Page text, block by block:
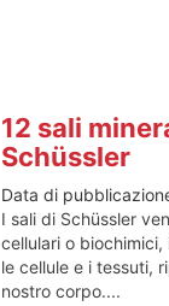
12 sali
Schüssler
Data di
I sali di Schüssler
cellulari o
le cellule e i tessuti,
nostro corpo....